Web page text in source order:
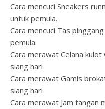
Cara mencuci Sneakers
untuk pemula.
Cara mencuci Tas
pemula.
Cara merawat Celana
siang hari
Cara merawat Gamis
siang hari
Cara merawat Jam tangan